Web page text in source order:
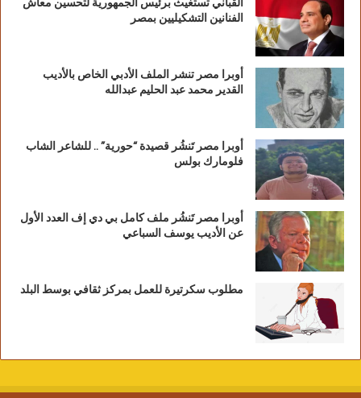
القباني تستغيث برئيس الجمهورية لتحسين معاش
الفنانين التشكيليين بمصر
أوبرا مصر تنشر الملف الأدبي الخاص بالأديب
القدير محمد عبد الحليم عبدالله
أوبرا مصر تَنشُر قصيدة “حورية” .. للشاعر الشاب
فلومارك بولس
أوبرا مصر تَنشُر ملف كامل بي دي إف العدد الأول
عن الأديب يوسف السباعي
مطلوب سكرتيرة للعمل بمركز ثقافي بوسط البلد